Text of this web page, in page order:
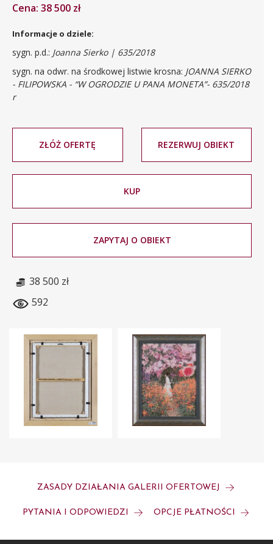
Cena: 38 500 zł
Informacje o dziele:
sygn. p.d.: Joanna Sierko | 635/2018
sygn. na odwr. na środkowej listwie krosna: JOANNA SIERKO
- FILIPOWSKA - “W OGRODZIE U PANA MONETA”- 635/2018
r
ZŁÓŻ OFERTĘ REZERWUJ OBIEKT
KUP
ZAPYTAJ O OBIEKT
38 500 zł
592
ZASADY DZIAŁANIA GALERII OFERTOWEJ
PYTANIA I ODPOWIEDZI OPCJE PŁATNOŚCI